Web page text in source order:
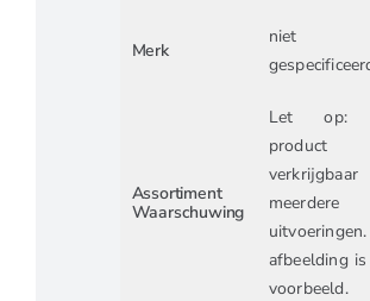
Merk
niet
Assortiment
Waarschuwing
Let op:
meerdere
afbeelding is
voorbeeld.